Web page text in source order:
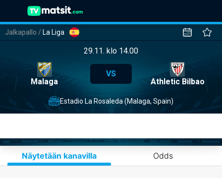
Jalkapallo / La Liga
29.11. klo 14.00
Malaga
VS
Athletic Bilbao
Estadio La Rosaleda (Malaga, Spain)
Näytetään kanavilla Odds